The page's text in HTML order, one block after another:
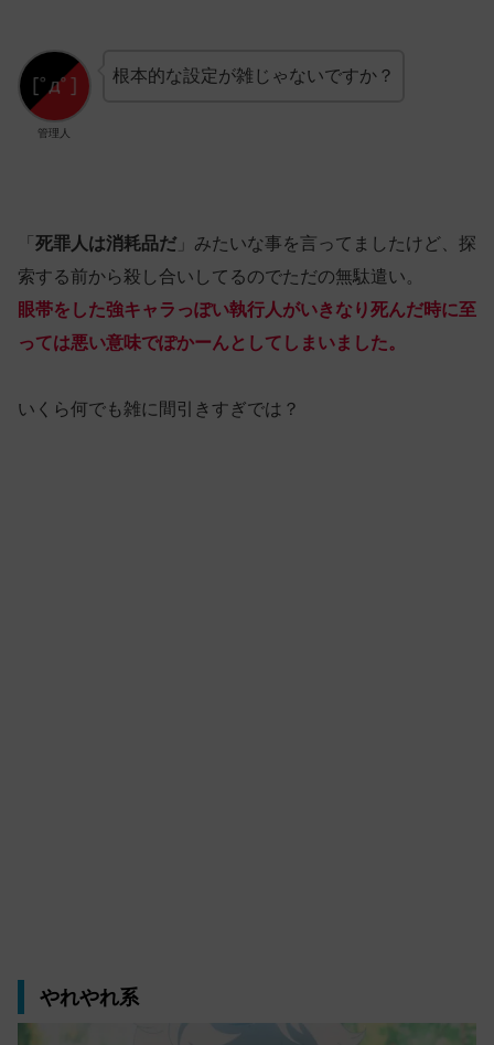
管理人
根本的な設定が雑じゃないですか？
「 死罪人は消耗品だ 」みたいな事を言ってましたけど、探
索する前から殺し合いしてるのでただの無駄遣い。
眼帯をした強キャラっぽい執行人がいきなり死んだ時に至
っては悪い意味でぽかーんとしてしまいました。
いくら何でも雑に間引きすぎでは？
やれやれ系